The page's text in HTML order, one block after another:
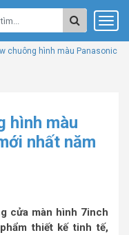
chuông hình màu Panasonic
hình màu
nhất năm
cửa màn hình 7inch
thiết kế tinh tế,